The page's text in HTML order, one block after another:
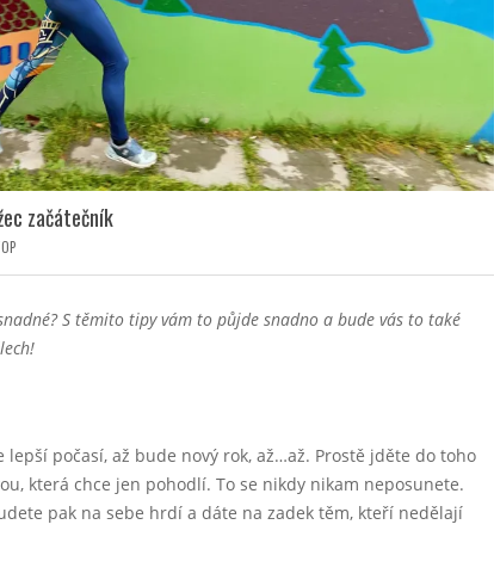
začátečník
S těmito tipy vám to půjde snadno a bude vás to také
počasí, až bude nový rok, až…až. Prostě jděte do toho
která chce jen pohodlí. To se nikdy nikam neposunete.
pak na sebe hrdí a dáte na zadek těm, kteří nedělají